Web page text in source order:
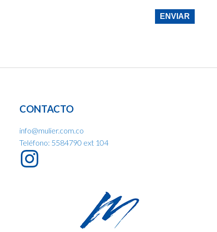
CONTACTO
info@mulier.com.co
Teléfono: 5584790 ext 104